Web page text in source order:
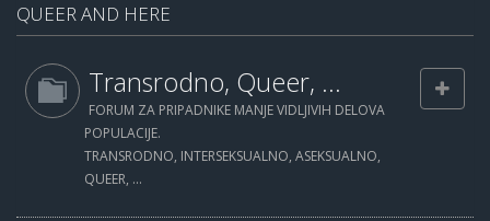
QUEER AND HERE
Transrodno, Queer, ...
FORUM ZA PRIPADNIKE MANJE VIDLJIVIH DELOVA
POPULACIJE.
TRANSRODNO, INTERSEKSUALNO, ASEKSUALNO,
QUEER, ...